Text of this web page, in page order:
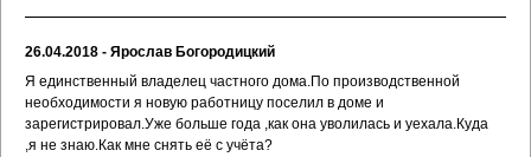
26.04.2018 - Ярослав Богородицкий
Я единственный владелец частного дома.По производственной
необходимости я новую работницу поселил в доме и
зарегистрировал.Уже больше года ,как она уволилась и уехала.Куда
,я не знаю.Как мне снять её с учёта?